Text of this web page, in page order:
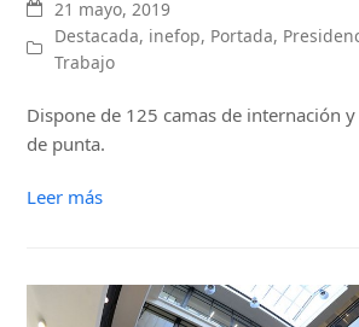
21 mayo, 2019
Destacada, inefop, Portada,
Trabajo
Dispone de 125 camas de internación
de punta.
Leer más